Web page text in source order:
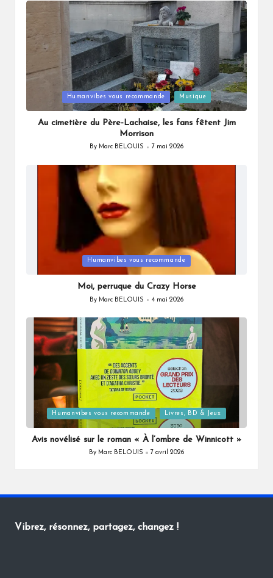
in
Humanvibes vous recommande Musique
Au cimetière du Père-Lachaise, les fans fêtent Jim
Morrison
Posted
By Marc BELOUIS 7 mai 2026
in
Humanvibes vous recommande
Moi, perruque du Crazy Horse
Posted
By Marc BELOUIS 4 mai 2026
Posted
in
Humanvibes vous recommande Livres, BD & Jeux
Avis novélisé sur le roman « À l’ombre de Winnicott »
Posted
By Marc BELOUIS 7 avril 2026
Vibrez, résonnez, partagez, changez !